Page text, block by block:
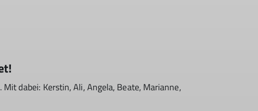
dabei: Kerstin, Ali, Angela, Beate, Marianne,